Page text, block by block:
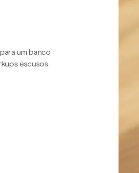
um banco
escusos.